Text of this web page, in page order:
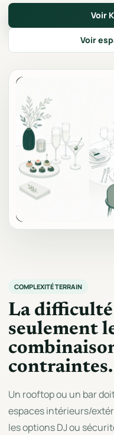
Voir
Voir
COMPLEXITÉ TERRAIN
La difficulté
seulement
contraintes.
Un rooftop ou un bar
espaces intérieurs/
les options DJ ou